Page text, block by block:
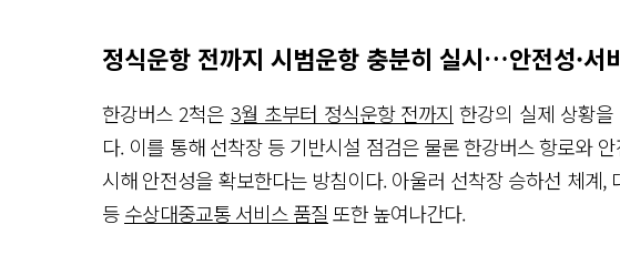
정식운항 전까지 시범운항 충분히 실시…안전성·서
한강버스 2척은 3월 초부터 정식운항 전까지 한강의 실제 상황을
다. 이를 통해 선착장 등 기반시설 점검은 물론 한강버스 항로와
시해 안전성을 확보한다는 방침이다. 아울러 선착장 승하선 체계,
등수상대중교통 서비스 품질 또한 높여나간다.